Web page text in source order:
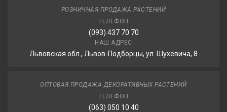
РОЗНИЧНАЯ ПРОДАЖА РАСТЕНИЙ
ТЕЛЕФОН
(093) 437 70 70
НАШ АДРЕС
Львовская обл., Львов-Подборцы, ул. Шухевича, 8
ОПТОВАЯ ПРОДАЖА ДЕКОРАТИВНЫХ РАСТЕНИЙ
ТЕЛЕФОН
(063) 050 10 40